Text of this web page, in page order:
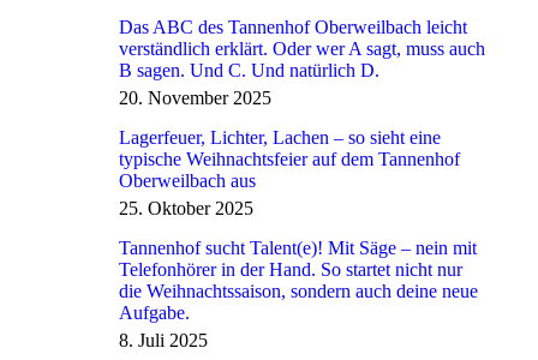
Das ABC des Tannenhof Oberweilbach leicht
verständlich erklärt. Oder wer A sagt, muss auch
B sagen. Und C. Und natürlich D.
20. November 2025
Lagerfeuer, Lichter, Lachen – so sieht eine
typische Weihnachtsfeier auf dem Tannenhof
Oberweilbach aus
25. Oktober 2025
Tannenhof sucht Talent(e)! Mit Säge – nein mit
Telefonhörer in der Hand. So startet nicht nur
die Weihnachtssaison, sondern auch deine neue
Aufgabe.
8. Juli 2025